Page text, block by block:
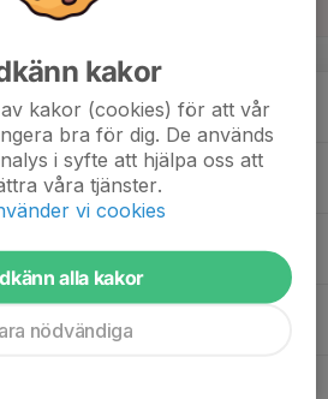
idrottssal
kakor
kakor (cookies) för att vår
bra för dig. De används
i syfte att hjälpa oss att
våra tjänster.
vi cookies
alla kakor
nödvändiga